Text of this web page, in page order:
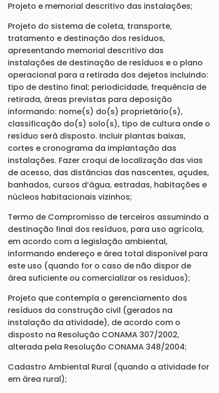
Projeto e memorial descritivo das instalações;
Projeto do sistema de coleta, transporte,
tratamento e destinação dos resíduos,
apresentando memorial descritivo das
instalações de destinação de resíduos e o plano
operacional para a retirada dos dejetos incluindo:
tipo de destino final; periodicidade, frequência de
retirada, áreas previstas para deposição
informando: nome(s) do(s) proprietário(s),
classificação do(s) solo(s), tipo de cultura onde o
resíduo será disposto. Incluir plantas baixas,
cortes e cronograma da implantação das
instalações. Fazer croqui de localização das vias
de acesso, das distâncias das nascentes, açudes,
banhados, cursos d’água, estradas, habitações e
núcleos habitacionais vizinhos;
Termo de Compromisso de terceiros assumindo a
destinação final dos resíduos, para uso agrícola,
em acordo com a legislação ambiental,
informando endereço e área total disponível para
este uso (quando for o caso de não dispor de
área suficiente ou comercializar os resíduos);
Projeto que contempla o gerenciamento dos
resíduos da construção civil (gerados na
instalação da atividade), de acordo com o
disposto na Resolução CONAMA 307/2002,
alterada pela Resolução CONAMA 348/2004;
Cadastro Ambiental Rural (quando a atividade for
em área rural);